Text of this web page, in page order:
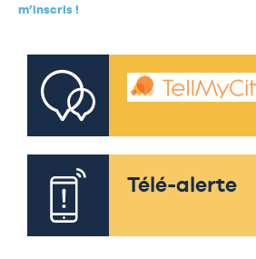
m’inscris !
Télé-alerte